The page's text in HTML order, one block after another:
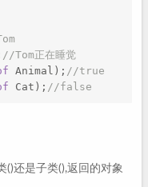
//Tom正在睡觉
Animal); //true
Cat); //false
()还是子类(),返回的对象